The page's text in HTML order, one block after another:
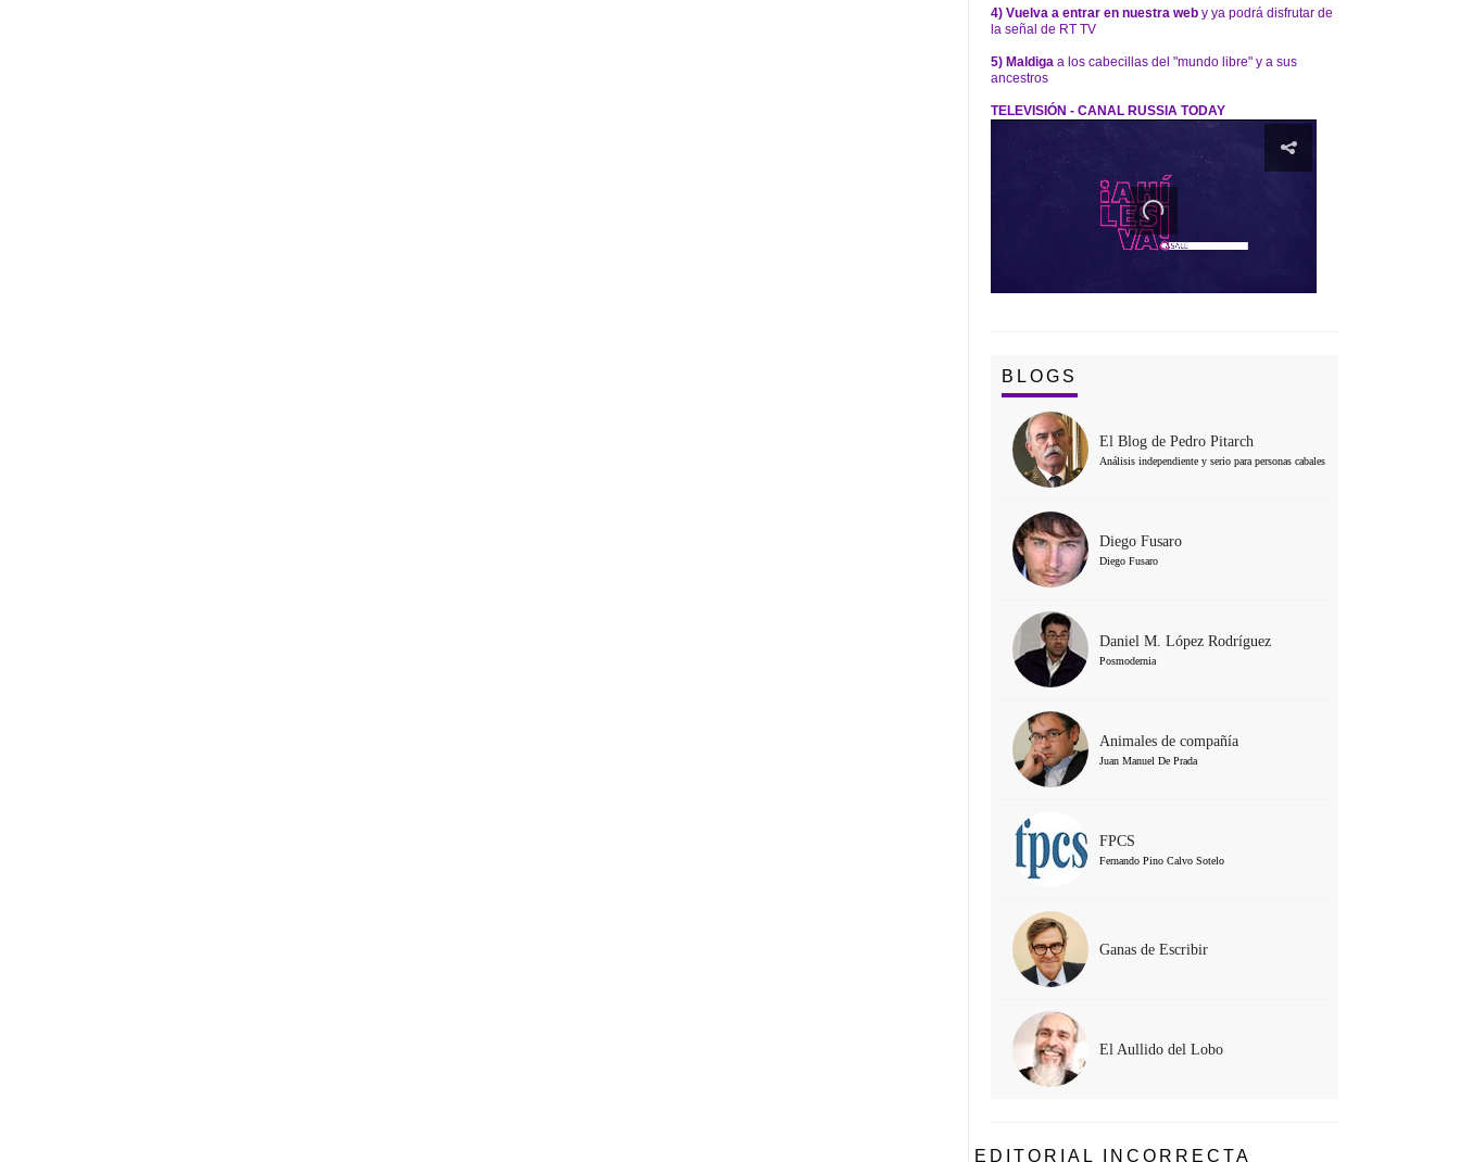
4) Vuelva a entrar en nuestra web y ya podrá disfrutar de
la señal de RT TV
5) Maldiga a los cabecillas del "mundo libre" y a sus
ancestros
TELEVISIÓN - CANAL RUSSIA TODAY
BLOGS
El Blog de Pedro Pitarch
Análisis independiente y serio para personas cabales
Diego Fusaro
Diego Fusaro
Daniel M. López Rodríguez
Posmodernia
Animales de compañía
Juan Manuel De Prada
FPCS
Fernando Pino Calvo Sotelo
Ganas de Escribir
El Aullido del Lobo
EDITORIAL INCORRECTA